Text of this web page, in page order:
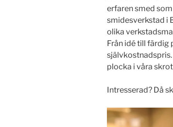
erfaren smed
smidesverkstad i
olika
Från idé till färdig
plocka i våra
Intresserad? Då